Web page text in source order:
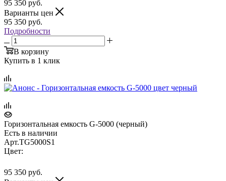
95 350 руб.
Варианты цен
95 350 руб.
Подробности
В корзину
Купить в 1 клик
Горизонтальная емкость G-5000 (черный)
Есть в наличии
Арт.TG5000S1
Цвет:
95 350 руб.